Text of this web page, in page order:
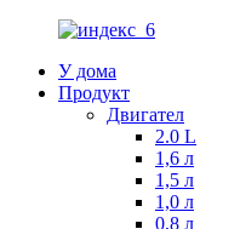
У дома
Продукт
Двигател
2.0 L
1,6 л
1,5 л
1,0 л
0,8 л